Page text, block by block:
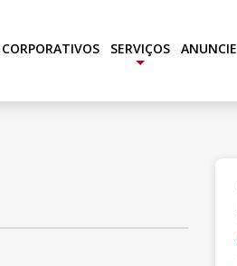
SERVIÇOS ANUNCIE